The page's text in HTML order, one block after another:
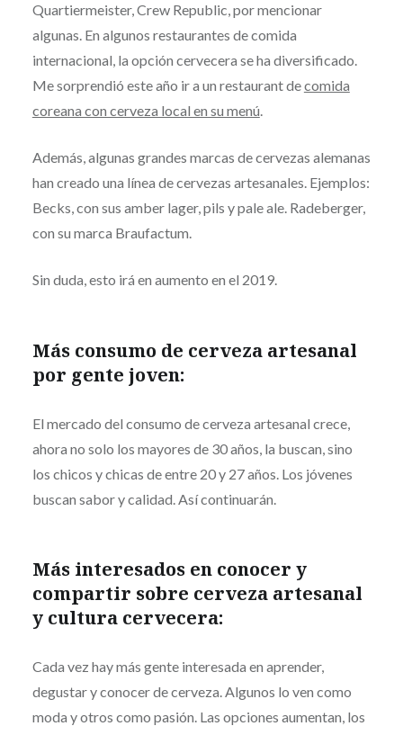
Quartiermeister, Crew Republic, por mencionar
algunas. En algunos restaurantes de comida
internacional, la opción cervecera se ha diversificado.
Me sorprendió este año ir a un restaurant decomida
coreana con cerveza local en su menú.
Además, algunas grandes marcas de cervezas alemanas
han creado una línea de cervezas artesanales. Ejemplos:
Becks, con sus amber lager, pils y pale ale. Radeberger,
con su marca Braufactum.
Sin duda, esto irá en aumento en el 2019.
Más consumo de cerveza artesanal
por gente joven:
El mercado del consumo de cerveza artesanal crece,
ahora no solo los mayores de 30 años, la buscan, sino
los chicos y chicas de entre 20 y 27 años. Los jóvenes
buscan sabor y calidad. Así continuarán.
Más interesados en conocer y
compartir sobre cerveza artesanal
y cultura cervecera:
Cada vez hay más gente interesada en aprender,
degustar y conocer de cerveza. Algunos lo ven como
moda y otros como pasión. Las opciones aumentan, los